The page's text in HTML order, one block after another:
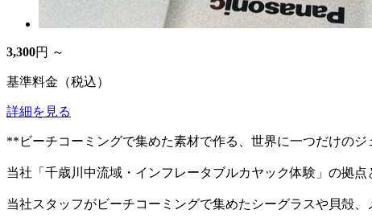
3,300円 ～
基準料金（税込）
詳細を見る
**ビーチコーミングで集めた素材で作る、世界に一つだけの
当社「千歳川中流域・インフレータブルカヤック体験」の拠
当社スタッフがビーチコーミングで集めたシーグラスや貝殻